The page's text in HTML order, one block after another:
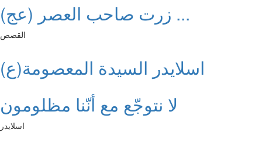
زرت صاحب العصر (عج) ...
القصص
اسلايدر السيدة المعصومة(ع)
لا نتوجّع مع أنّنا مظلومون
اسلايدر